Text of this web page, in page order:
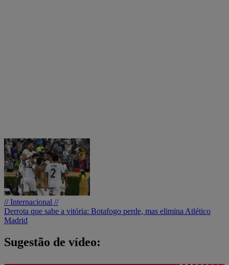
// Internacional //
Derrota que sabe a vitória: Botafogo perde, mas elimina Atlético
Madrid
Sugestão de vídeo: